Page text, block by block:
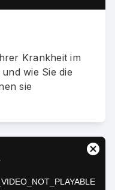
Krankheit im
wie Sie die
sie
Close